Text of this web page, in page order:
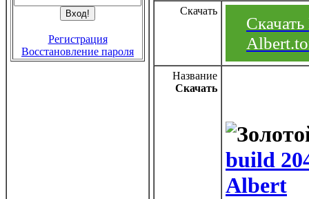
Регистрация
Восстановление пароля
Скачать
Название
Скачать
build
Albert